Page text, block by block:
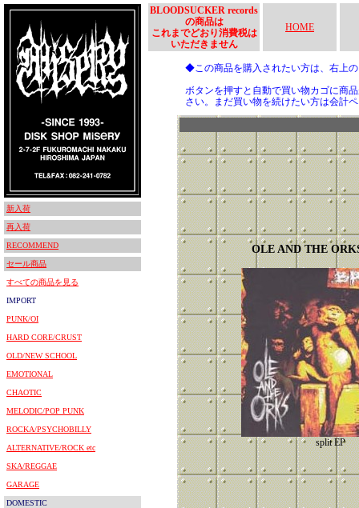
新入荷
再入荷
RECOMMEND
セール商品
すべての商品を見る
IMPORT
PUNK/OI
HARD CORE/CRUST
OLD/NEW SCHOOL
EMOTIONAL
CHAOTIC
MELODIC/POP PUNK
ROCKA/PSYCHOBILLY
ALTERNATIVE/ROCK etc
SKA/REGGAE
GARAGE
DOMESTIC
BLOODSUCKER records
の商品は
これまでどおり消費税は
いただきません
HOME
◆この商品を購入されたい方は、右上
ボタンを押すと自動で買い物カゴに商
さい。まだ買い物を続けたい方は会計
OLE AND THE
split EP